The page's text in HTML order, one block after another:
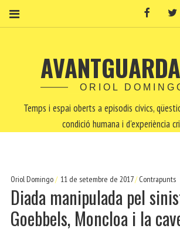
ORIOL
Temps i espai oberts a episodis cívics,
condició humana i d'experiència
Oriol Domingo 11 de setembre de 2017 Contrapunts
Diada manipulada pel
Goebbels, Moncloa i la
Facebook